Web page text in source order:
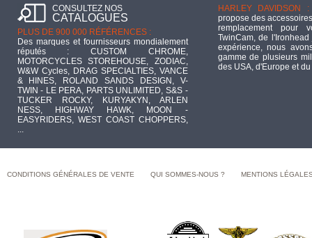
CONSULTEZ NOS
CATALOGUES
PLUS DE 900 000 RÉFÉRENCES :
Des marques et fournisseurs mondialement
réputés : CUSTOM CHROME,
MOTORCYCLES STOREHOUSE, ZODIAC,
W&W Cycles, DRAG SPECIALTIES, VANCE
& HINES, ROLAND SANDS DESIGN, V-
TWIN - LE PERA, PARTS UNLIMITED, S&S -
TUCKER ROCKY, KURYAKYN, ARLEN
NESS, HIGHWAY HAWK, MOON -
EASYRIDERS, WEST COAST CHOPPERS,
...
HARLEY DAVIDSON :
propose des
remplacement pour
TwinCam, de
expérience, nous
gamme de plusieurs
des USA, d'Europe et
CONDITIONS GÉNÉRALES DE VENTE QUI SOMMES-NOUS ? MENTIONS